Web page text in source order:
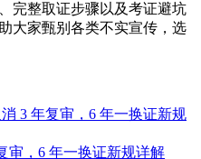
完整取证步骤以及考证避坑
大家甄别各类不实宣传，选
审，6 年一换证新规详解